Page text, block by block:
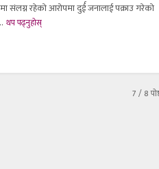
संलग्न रहेको आरोपमा दुर्ई जनालाई पक्राउ गरेको
थप पढ्नुहोस्
7 / 8